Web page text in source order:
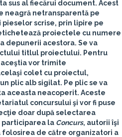
sus al fiecărui document. Acest
neagră netransparentă pe
scrise, prin lipire pe
proiectele cu numere
depunerii acestora. Se va
titlul proiectului. Pentru
vor trimite
colet cu proiectul,
plic alb sigilat. Pe plic se va
aceasta neacoperit. Aceste
concursului şi vor fi puse
doar după selectarea
participarea la Concurs, autorii îşi
folosirea de către organizatori a